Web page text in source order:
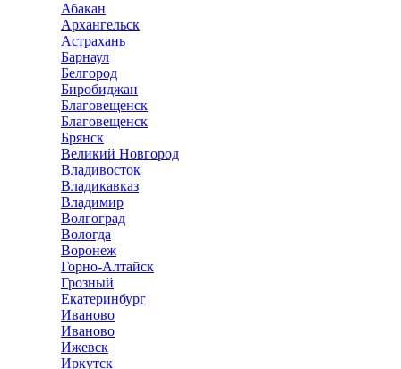
Абакан
Архангельск
Астрахань
Барнаул
Белгород
Биробиджан
Благовещенск
Благовещенск
Брянск
Великий Новгород
Владивосток
Владикавказ
Владимир
Волгоград
Вологда
Воронеж
Горно-Алтайск
Грозный
Екатеринбург
Иваново
Иваново
Ижевск
Иркутск